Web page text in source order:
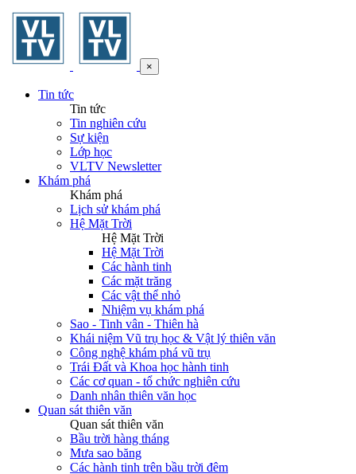
×
Tin tức
Tin tức
Tin nghiên cứu
Sự kiện
Lớp học
VLTV Newsletter
Khám phá
Khám phá
Lịch sử khám phá
Hệ Mặt Trời
Hệ Mặt Trời
Hệ Mặt Trời
Các hành tinh
Các mặt trăng
Các vật thể nhỏ
Nhiệm vụ khám phá
Sao - Tinh vân - Thiên hà
Khái niệm Vũ trụ học & Vật lý thiên văn
Công nghệ khám phá vũ trụ
Trái Đất và Khoa học hành tinh
Các cơ quan - tổ chức nghiên cứu
Danh nhân thiên văn học
Quan sát thiên văn
Quan sát thiên văn
Bầu trời hàng tháng
Mưa sao băng
Các hành tinh trên bầu trời đêm